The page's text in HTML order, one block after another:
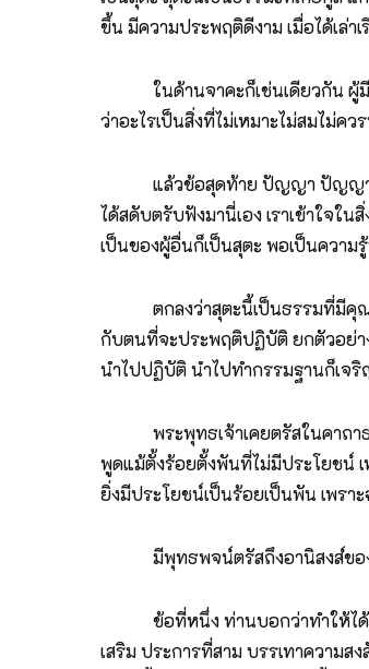
ขึ้น มีความประพฤติดีงาม เมื่อได้เล่
ในด้านจาคะก็เช่นเดียวกัน ผู้มีสุต
ว่าอะไรเป็นสิ่งที่ไม่เหมาะไม่สมไม่
แล้วข้อสุดท้าย ปัญญา ปัญญาเกิดขึ้
ได้สดับตรับฟังมานี่เอง เราเข้าใจใ
เป็นของผู้อื่นก็เป็นสุตะ พอเป็นควา
ตกลงว่าสุตะนี้เป็นธรรมที่มีคุณปร
กับตนที่จะประพฤติปฏิบัติ ยกตัวอย่าง
นำไปปฏิบัติ นำไปทำกรรมฐานก็เจ
พระพุทธเจ้าเคยตรัสในคาถาธร
พูดแม้ตั้งร้อยตั้งพันที่ไม่มีประโยชน์
ยิ่งมีประโยชน์เป็นร้อยเป็นพัน เพรา
มีพุทธพจน์ตรัสถึงอานิสงส์ของก
ข้อที่หนึ่ง ท่านบอกว่าทำให้ได้ฟังสิ่
เสริม ประการที่สาม บรรเทาความส